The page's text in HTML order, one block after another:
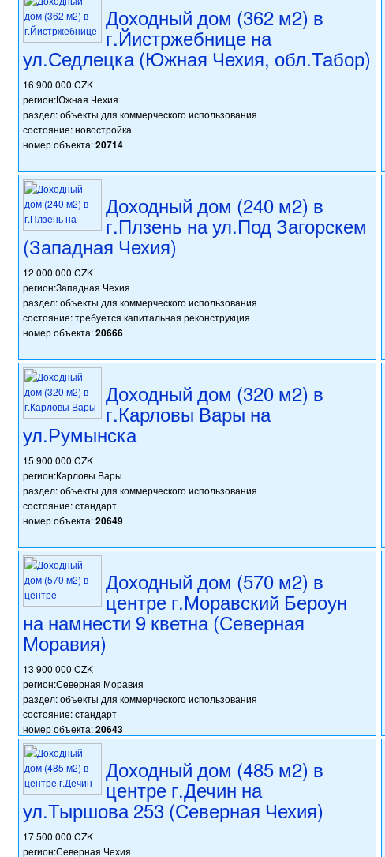
Доходный дом (362 м2) в
г.Йистржебнице на
ул.Седлецка (Южная Чехия, обл.Табор)
16 900 000 CZK
регион:Южная Чехия
раздел: объекты для коммерческого использования
состояние: новостройка
номер объекта:20714
Доходный дом (240 м2) в
г.Плзень на ул.Под Загорскем
(Западная Чехия)
12 000 000 CZK
регион:Западная Чехия
раздел: объекты для коммерческого использования
состояние: требуется капитальная реконструкция
номер объекта:20666
Доходный дом (320 м2) в
г.Карловы Вары на
ул.Румынска
15 900 000 CZK
регион:Карловы Вары
раздел: объекты для коммерческого использования
состояние: стандарт
номер объекта:20649
Доходный дом (570 м2) в
центре г.Моравский Бероун
на намнести 9 кветна (Северная
Моравия)
13 900 000 CZK
регион:Северная Моравия
раздел: объекты для коммерческого использования
состояние: стандарт
номер объекта:20643
Доходный дом (485 м2) в
центре г.Дечин на
ул.Тыршова 253 (Северная Чехия)
17 500 000 CZK
регион:Северная Чехия